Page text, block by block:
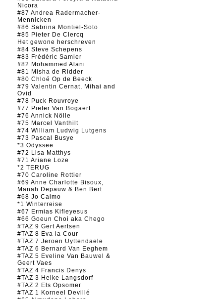
Nicora
#87 Andrea Radermacher-
Mennicken
#86 Sabrina Montiel-Soto
#85 Pieter De Clercq
Het gewone herschreven
#84 Steve Schepens
#83 Frédéric Samier
#82 Mohammed Alani
#81 Misha de Ridder
#80 Chloé Op de Beeck
#79 Valentin Cernat, Mihai and
Ovid
#78 Puck Rouvroye
#77 Pieter Van Bogaert
#76 Annick Nölle
#75 Marcel Vanthilt
#74 William Ludwig Lutgens
#73 Pascal Busye
*3 Odyssee
#72 Lisa Matthys
#71 Ariane Loze
*2 TERUG
#70 Caroline Rottier
#69 Anne Charlotte Bisoux,
Manah Depauw & Ben Bert
#68 Jo Caimo
*1 Winterreise
#67 Ermias Kifleyesus
#66 Goeun Choi aka Chego
#TAZ 9 Gert Aertsen
#TAZ 8 Eva la Cour
#TAZ 7 Jeroen Uyttendaele
#TAZ 6 Bernard Van Eeghem
#TAZ 5 Eveline Van Bauwel &
Geert Vaes
#TAZ 4 Francis Denys
#TAZ 3 Heike Langsdorf
#TAZ 2 Els Opsomer
#TAZ 1 Korneel Devillé